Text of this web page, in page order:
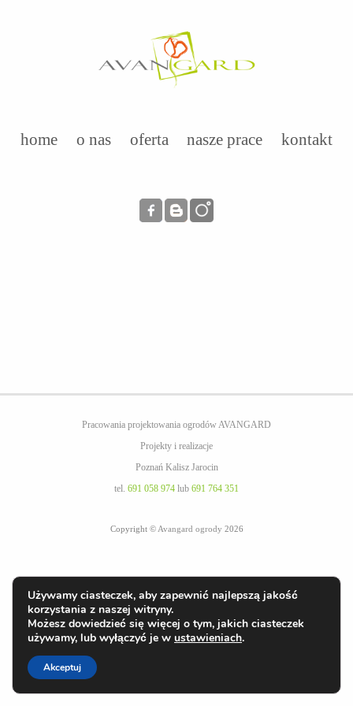
home o nas oferta nasze prace kontakt
Pracowania projektowania ogrodów AVANGARD
Projekty i realizacje
Poznań Kalisz Jarocin
tel. 691 058 974 lub 691 764 351
Copyright ©Avangard ogrody 2026
Używamy ciasteczek, aby zapewnić najlepszą jakość
korzystania z naszej witryny.
Możesz dowiedzieć się więcej o tym, jakich ciasteczek
używamy, lub wyłączyć je w ustawieniach.
Akceptuj